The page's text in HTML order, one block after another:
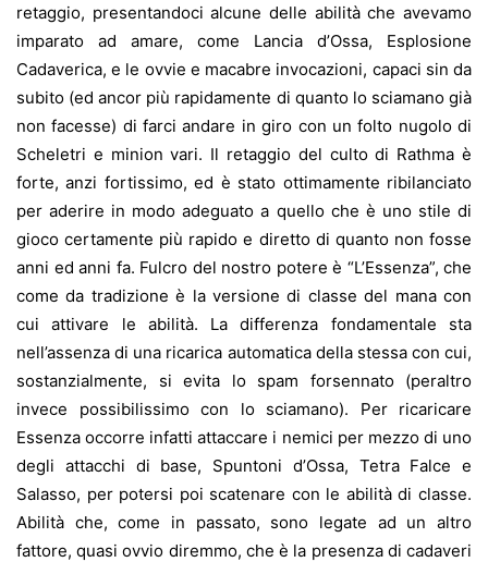
retaggio, presentandoci alcune delle abilità che avevamo
imparato ad amare, come Lancia d’Ossa, Esplosione
Cadaverica, e le ovvie e macabre invocazioni, capaci sin da
subito (ed ancor più rapidamente di quanto lo sciamano già
non facesse) di farci andare in giro con un folto nugolo di
Scheletri e minion vari. Il retaggio del culto di Rathma è
forte, anzi fortissimo, ed è stato ottimamente ribilanciato
per aderire in modo adeguato a quello che è uno stile di
gioco certamente più rapido e diretto di quanto non fosse
anni ed anni fa. Fulcro del nostro potere è “L’Essenza”, che
come da tradizione è la versione di classe del mana con
cui attivare le abilità. La differenza fondamentale sta
nell’assenza di una ricarica automatica della stessa con cui,
sostanzialmente, si evita lo spam forsennato (peraltro
invece possibilissimo con lo sciamano). Per ricaricare
Essenza occorre infatti attaccare i nemici per mezzo di uno
degli attacchi di base, Spuntoni d’Ossa, Tetra Falce e
Salasso, per potersi poi scatenare con le abilità di classe.
Abilità che, come in passato, sono legate ad un altro
fattore, quasi ovvio diremmo, che è la presenza di cadaveri